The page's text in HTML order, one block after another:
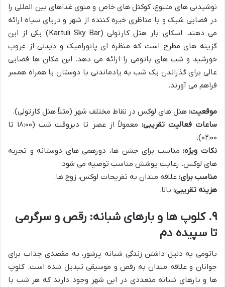
نوشیدنی های متنوع، کوکتل های خاص و منوی غذاهای بین المللی را
در فضایی شیک و با مناظری خیره کننده از شهر و دریای سیاه ارائه
می دهند. اسکای بار هتل کارتولی (Kartuli Sky Bar) یکی از این
گزینه های مطرح است که منظره ای پانورامیک و دیدنی از غروب
خورشید و شب های باتومی را ارائه می دهد. این مکان ها فضایی
عالی برای گذراندن یک شب به یادماندنی با دوستان یا همراه همسر
فراهم می آورند.
موقعیت: هتل های لوکس در نقاط مختلف شهر (مثلاً هتل کارتولی).
ساعات فعالیت تقریبی:
معمولاً از عصر تا دیروقت شب (۱۸:۰۰ تا
۰۲:۰۰).
نکات ویژه:مناسب برای جشن ها، دورهمی های دوستانه و تجربه
های لوکس. رعایت پوشش مناسب توصیه می شود.
مناسب برای: علاقه مندان به تفریحات لوکس، زوج ها.
هزینه تقریبی: بالا.
۹. کلوپ ها و بارهای شبانه: رقص و سرگرمی
تا سپیده دم
باتومی به دلیل داشتن زندگی شبانه پرشور، به مقصدی جذاب برای
جوانان و علاقه مندان به رقص و موسیقی تبدیل شده است. کلوپ
ها و بارهای شبانه متعددی در این شهر وجود دارند که هر شب با